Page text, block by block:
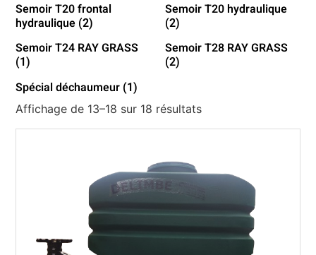
Semoir T20 frontal
hydraulique (2)
Semoir T20 hydraulique
(2)
Semoir T24 RAY GRASS
(1)
Semoir T28 RAY GRASS
(2)
Spécial déchaumeur (1)
Affichage de 13–18 sur 18 résultats